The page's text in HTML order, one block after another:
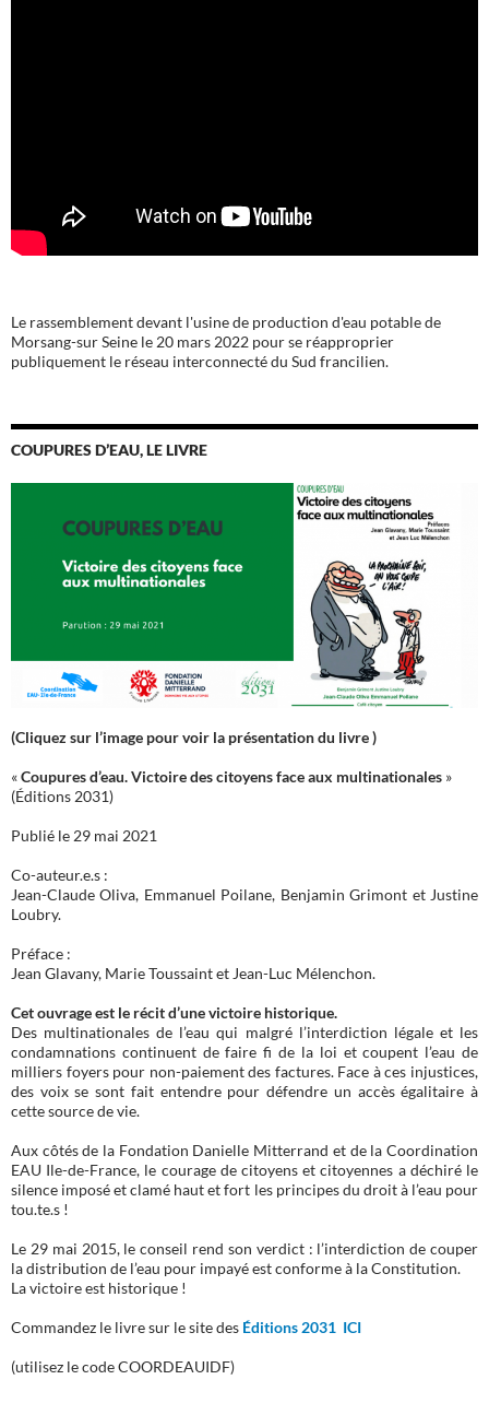
Le rassemblement devant l'usine de production d'eau potable de
Morsang-sur Seine le 20 mars 2022 pour se réapproprier
publiquement le réseau interconnecté du Sud francilien.
COUPURES D’EAU, LE LIVRE
(Cliquez sur l’image pour voir la présentation du livre )
«Coupures d’eau. Victoire des citoyens face aux multinationales »
(Éditions 2031)
Publié le 29 mai 2021
Co-auteur.e.s :
Jean-Claude Oliva, Emmanuel Poilane, Benjamin Grimont et Justine
Loubry.
Préface :
Jean Glavany, Marie Toussaint et Jean-Luc Mélenchon.
Cet ouvrage est le récit d’une victoire historique.
Des multinationales de l’eau qui malgré l’interdiction légale et les
condamnations continuent de faire fi de la loi et coupent l’eau de
milliers foyers pour non-paiement des factures. Face à ces injustices,
des voix se sont fait entendre pour défendre un accès égalitaire à
cette source de vie.
Aux côtés de la Fondation Danielle Mitterrand et de la Coordination
EAU Ile-de-France, le courage de citoyens et citoyennes a déchiré le
silence imposé et clamé haut et fort les principes du droit à l’eau pour
tou.te.s !
Le 29 mai 2015, le conseil rend son verdict : l’interdiction de couper
la distribution de l’eau pour impayé est conforme à la Constitution.
La victoire est historique !
Commandez le livre sur le site des Éditions 2031 ICI
(utilisez le code COORDEAUIDF)